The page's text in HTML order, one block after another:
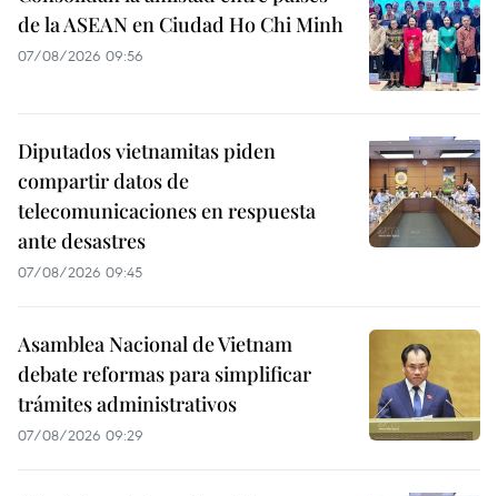
de la ASEAN en Ciudad Ho Chi Minh
07/08/2026 09:56
Diputados vietnamitas piden
compartir datos de
telecomunicaciones en respuesta
ante desastres
07/08/2026 09:45
Asamblea Nacional de Vietnam
debate reformas para simplificar
trámites administrativos
07/08/2026 09:29